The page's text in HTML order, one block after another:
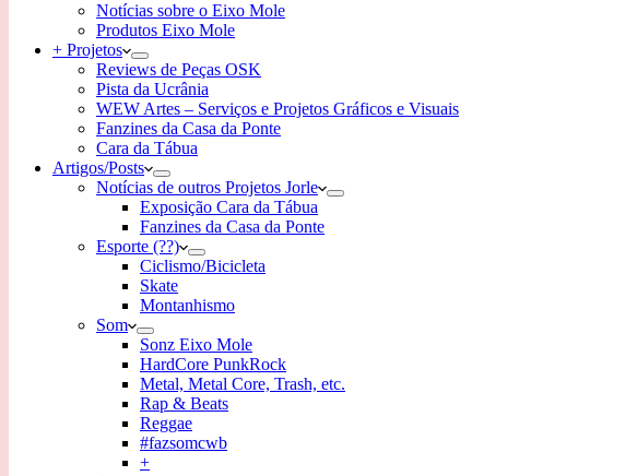
Notícias sobre o Eixo Mole
Produtos Eixo Mole
+ Projetos
Reviews de Peças OSK
Pista da Ucrânia
WEW Artes – Serviços e Projetos Gráficos e Visuais
Fanzines da Casa da Ponte
Cara da Tábua
Artigos/Posts
Notícias de outros Projetos Jorle
Exposição Cara da Tábua
Fanzines da Casa da Ponte
Esporte (??)
Ciclismo/Bicicleta
Skate
Montanhismo
Som
Sonz Eixo Mole
HardCore PunkRock
Metal, Metal Core, Trash, etc.
Rap & Beats
Reggae
#fazsomcwb
+